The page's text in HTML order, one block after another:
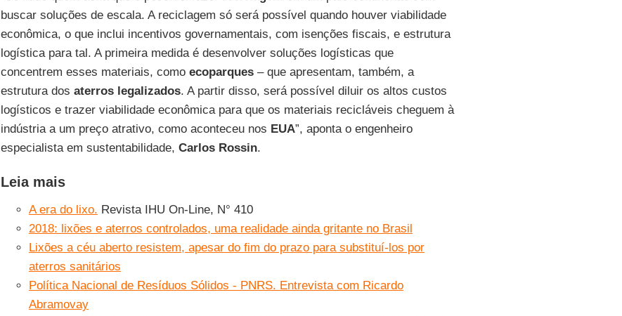
buscar soluções de escala. A reciclagem só será possível quando houver viabilidade
econômica, o que inclui incentivos governamentais, com isenções fiscais, e estrutura
logística para tal. A primeira medida é desenvolver soluções logísticas que
concentrem esses materiais, como ecoparques– que apresentam, também, a
estrutura dos aterros legalizados. A partir disso, será possível diluir os altos custos
logísticos e trazer viabilidade econômica para que os materiais recicláveis cheguem à
indústria a um preço atrativo, como aconteceu nos EUA”, aponta o engenheiro
especialista em sustentabilidade, Carlos Rossin.
Leia mais
A era do lixo. Revista IHU On-Line, N° 410
2018: lixões e aterros controlados, uma realidade ainda gritante no Brasil
Lixões a céu aberto resistem, apesar do fim do prazo para substituí-los por
aterros sanitários
Política Nacional de Resíduos Sólidos - PNRS. Entrevista com Ricardo
Abramovay